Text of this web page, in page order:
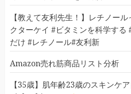
【教えて友利先生！】レチノー
クターケイ #ビタミンを科学する
だけ #レチノール#友利新
Amazon売れ筋商品リスト分析
【35歳】肌年齢23歳のスキンケ